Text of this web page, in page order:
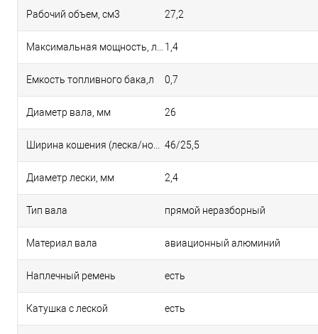
Рабочий объем, см3 27,2
1,4
Емкость топливного бака,л 0,7
Диаметр вала, мм 26
46/25,5
Диаметр лески, мм 2,4
Тип вала прямой неразборный
Материал вала авиационный алюминий
Наплечный ремень есть
Катушка с леской есть